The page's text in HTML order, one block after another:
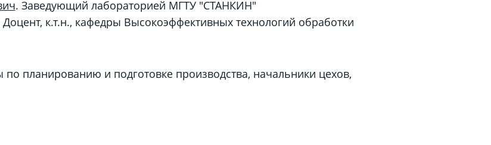
. Заведующий лабораторией МГТУ "СТАНКИН"
Доцент, к.т.н., кафедры Высокоэффективных технологий обработки
планированию и подготовке производства, начальники цехов,